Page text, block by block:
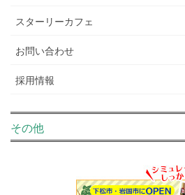
スターリーカフェ
お問い合わせ
採用情報
その他